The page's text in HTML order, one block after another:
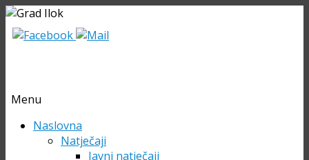
Menu
Skip Naslovna
Natječaji
Javni natječaji